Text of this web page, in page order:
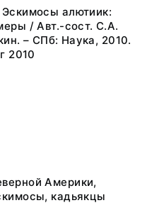
алютиик:
/ Авт.-сост. С.А.
– СПб: Наука, 2010.
2010
Америки,
кадьякцы